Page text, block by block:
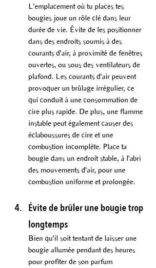
L'emplacement où tu places tes
bougies joue un rôle clé dans leur
durée de vie. Évite de les positionner
dans des endroits soumis à des
courants d'air, à proximité de fenêtres
ouvertes, ou sous des ventilateurs de
plafond. Les courants d'air peuvent
provoquer un brûlage irrégulier, ce
qui conduit à une consommation de
cire plus rapide. De plus, une flamme
instable peut également causer des
éclaboussures de cire et une
combustion incomplète. Place ta
bougie dans un endroit stable, à l'abri
des mouvements d'air, pour une
combustion uniforme et prolongée.
Évite de brûler une bougie trop
longtemps
Bien qu'il soit tentant de laisser une
bougie allumée pendant des heures
pour profiter de son parfum